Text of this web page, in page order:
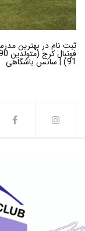
ثبت نام در بهترین
91) | سانس باشگاهی